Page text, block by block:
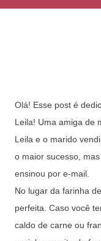
Olá! Esse post é
Leila! Uma amiga de
Leila e o marido
o maior sucesso,
ensinou por e-mail.
No lugar da farinha
perfeita. Caso você
caldo de carne ou